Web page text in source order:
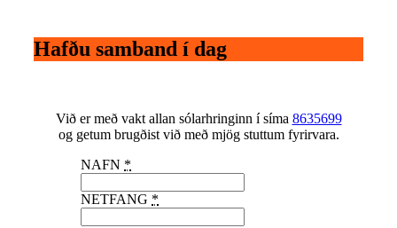
Hafðu samband í dag
Við er með vakt allan sólarhringinn í síma 8635699
og getum brugðist við með mjög stuttum fyrirvara.
NAFN *
NETFANG *